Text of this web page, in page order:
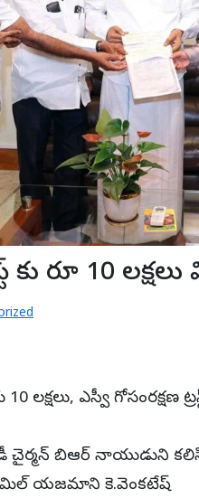
కు రూ 10
లక్షలు, ఎస్వీ గోసంరక్షణ
బిఆర్ నాయుడుని
యజమాని కె.వెంకటేష్